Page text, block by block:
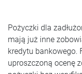
Pożyczki dla
mają już inne
kredytu bankowego.
uproszczoną ocenę